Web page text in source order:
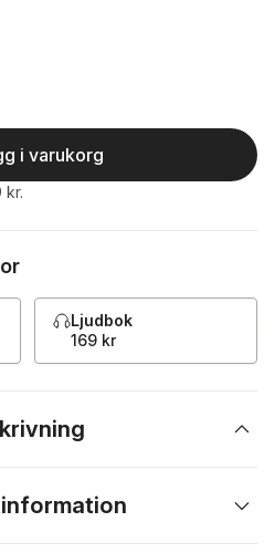
röster:
i varukorg
kr.
Ljudbok
169 kr